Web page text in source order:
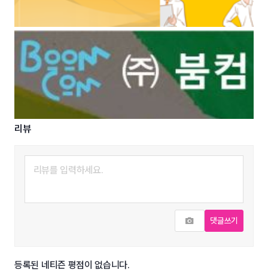
리뷰
사진추가
댓글쓰기
등록된 네티즌 평점이 없습니다.